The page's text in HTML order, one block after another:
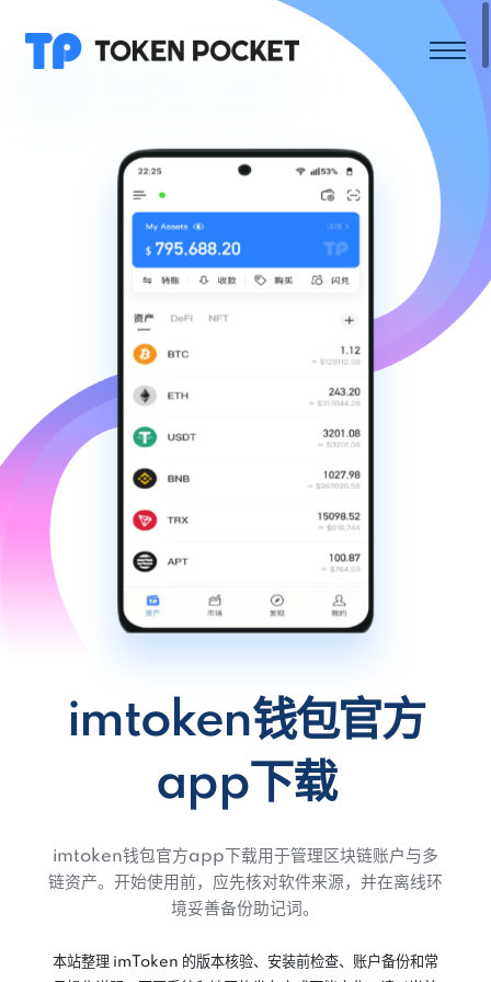
imtoken钱包官方
app下载
imtoken钱包官方app下载用于管理区块链账户与多
链资产。开始使用前，应先核对软件来源，并在离线环
境妥善备份助记词。
本站整理 imToken 的版本核验、安装前检查、账户备份和常